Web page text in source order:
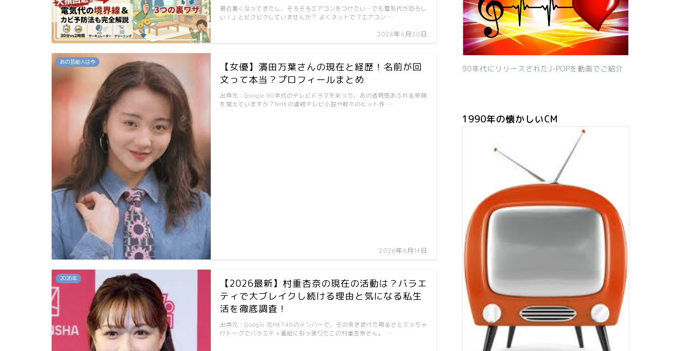
2026年6月20日
最近暑くなってきたし、そろそろエアコンをつけたい…でも電気代が恐ろし
い！」とビクビクしていませんか？ よくネットで「エアコン …
あの芸能人は今
【女優】濱田万葉さんの現在と経歴！名前が回
文って本当？プロフィールまとめ
2026年6月14日
出典元：Google 90年代のテレビドラマを彩った、あの透明感あふれる笑顔
を覚えていますか？NHKの連続テレビ小説や数々のヒット作 …
2026年
【2026最新】村重杏奈の現在の活動は？バラエ
ティで大ブレイクし続ける理由と気になる私生
活を徹底調査！
出典元：Google 元HKT48のメンバーで、その突き抜けた明るさとぶっちゃ
けトークでバラエティ番組に引っ張りだこの村重杏奈さん。 …
90年代にリリースされたJ-POPを動画でご紹介
1990年の懐かしいCM